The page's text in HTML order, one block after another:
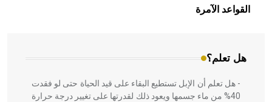
القواعد الآمرة
هل تعلم؟
بالعمارة الإسلامية في بلاد الشام ومصر خاصة، حيث يحرص
المعمار على بناء مداميكه وخاصة في الواجهات
- هل تعلم أن الإبل تستطيع البقاء على قيد الحياة حتى لو فقدت
40% من ماء جسمها ويعود ذلك لقدرتها على تغيير درجة حرارة